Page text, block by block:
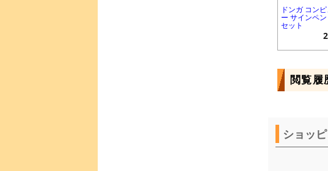
ドンガ コン
ー サインペ
セット
閲覧履
ショッ